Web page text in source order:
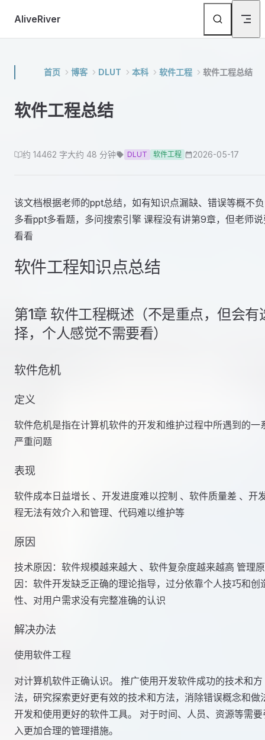
Skip to content
AliveRiver
首页 博客 DLUT 本科 软件工程 软件工程总结
软件工程总结
约 14462 字大约 48 分钟 DLUT 软件工程 2026-05-17
该文档根据老师的ppt总结，如有知识点漏缺、错误等概不
多看ppt多看题，多问搜索引擎 课程没有讲第9章，但老师
看看
软件工程知识点总结
第1章 软件工程概述（不是重点，但会有
择，个人感觉不需要看）
软件危机
定义
软件危机是指在计算机软件的开发和维护过程中所遇到的一
严重问题
表现
软件成本日益增长 、开发进度难以控制 、软件质量差 、开
程无法有效介入和管理、代码难以维护等
原因
技术原因：软件规模越来越大 、软件复杂度越来越高 管理原
因：软件开发缺乏正确的理论指导，过分依靠个人技巧和创
性、对用户需求没有完整准确的认识
解决办法
使用软件工程
对计算机软件正确认识。 推广使用开发软件成功的技术和方
法，研究探索更好更有效的技术和方法，消除错误概念和做
开发和使用更好的软件工具。 对于时间、人员、资源等需要
入更加合理的管理措施。